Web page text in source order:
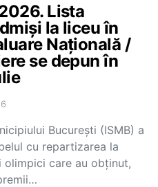
Lista
la liceu în
Națională /
se depun în
București (ISMB) a
cu repartizarea la
care au obținut,